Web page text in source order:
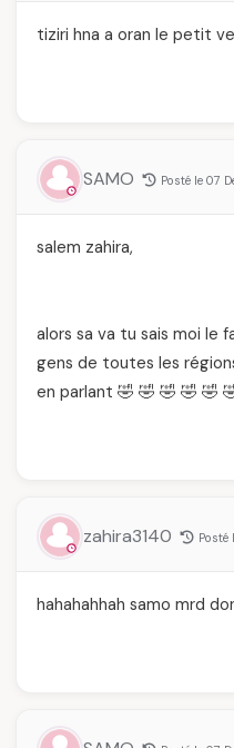
tiziri hna a oran le petit
SAMO Posté le 07
salem zahira,
alors sa va tu sais moi
gens de toutes les
en parlant 🤣 🤣 🤣 🤣 🤣
zahira3140 Posté
hahahahhah samo mrd